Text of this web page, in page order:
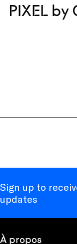
PIXEL
Sign up to
updates
À propos